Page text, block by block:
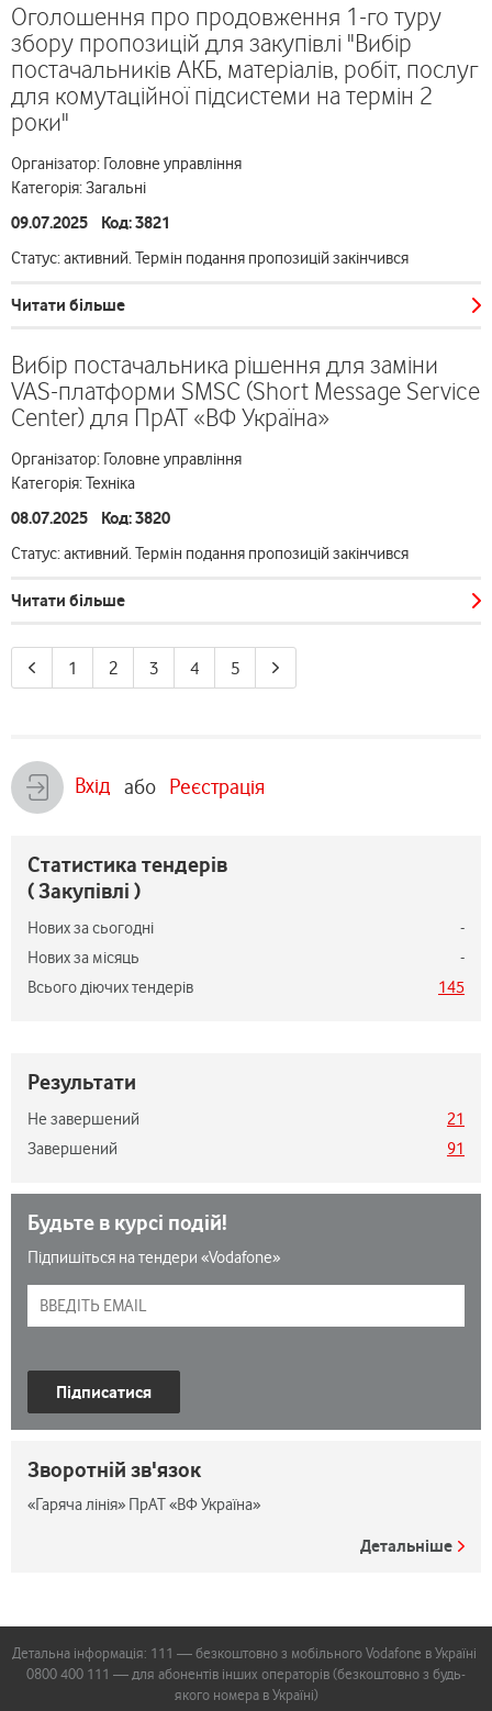
Оголошення про продовження 1-го туру
збору пропозицій для закупівлі "Вибір
постачальників АКБ, матеріалів, робіт, послуг
для комутаційної підсистеми на термін 2
роки"
Організатор: Головне управління
Категорія: Загальні
09.07.2025 Код: 3821
Статус: активний. Термін подання пропозицій закінчився
Читати більше
Вибір постачальника рішення для заміни
VAS-платформи SMSC (Short Message Service
Center) для ПрАТ «ВФ Україна»
Організатор: Головне управління
Категорія: Техніка
08.07.2025 Код: 3820
Статус: активний. Термін подання пропозицій закінчився
Читати більше
1 2 3 4 5
Вхід або Реєстрація
Статистика тендерів
( Закупівлі )
Нових за сьогодні
-
Нових за місяць
-
Всього діючих тендерів
145
Результати
Не завершений
21
Завершений
91
Будьте в курсі подій!
Підпишіться на тендери «Vodafone»
Підписатися
Зворотній зв'язок
«Гаряча лінія» ПрАТ «ВФ Україна»
Детальніше
Детальна інформація: 111 — безкоштовно з мобільного Vodafone в Україні
0800 400 111 — для абонентів інших операторів (безкоштовно з будь-
якого номера в Україні)